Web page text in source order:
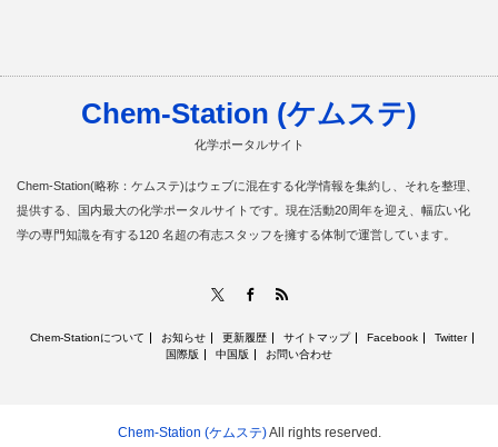
Chem-Station (ケムステ)
化学ポータルサイト
Chem-Station(略称：ケムステ)はウェブに混在する化学情報を集約し、それを整理、
提供する、国内最大の化学ポータルサイトです。現在活動20周年を迎え、幅広い化
学の専門知識を有する120 名超の有志スタッフを擁する体制で運営しています。
Facebook
Chem-Stationについて お知らせ 更新履歴 サイトマップ Facebook
Twitter
国際版
中国版 お問い合わせ
Chem-Station (ケムステ)All rights reserved.